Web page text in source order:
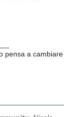
pensa a cambiare